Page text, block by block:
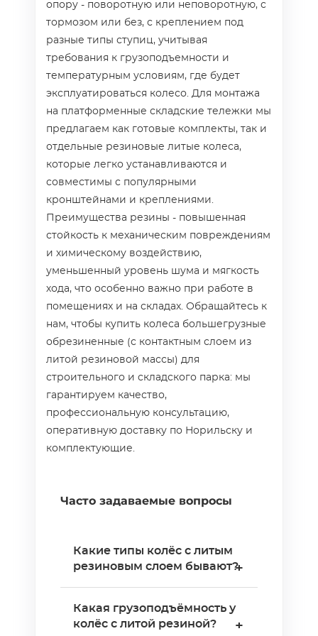
опору - поворотную или неповоротную, с
тормозом или без, с креплением под
разные типы ступиц, учитывая
требования к грузоподъемности и
температурным условиям, где будет
эксплуатироваться колесо. Для монтажа
на платформенные складские тележки мы
предлагаем как готовые комплекты, так и
отдельные резиновые литые колеса,
которые легко устанавливаются и
совместимы с популярными
кронштейнами и креплениями.
Преимущества резины - повышенная
стойкость к механическим повреждениям
и химическому воздействию,
уменьшенный уровень шума и мягкость
хода, что особенно важно при работе в
помещениях и на складах. Обращайтесь к
нам, чтобы купить колеса большегрузные
обрезиненные (с контактным слоем из
литой резиновой массы) для
строительного и складского парка: мы
гарантируем качество,
профессиональную консультацию,
оперативную доставку по Норильску и
комплектующие.
Часто задаваемые вопросы
Какие типы колёс с литым
резиновым слоем бывают?+
обрезиненные колёса на
полипропиленовом или
Какая грузоподъёмность у
колёс с литой резиной?
+